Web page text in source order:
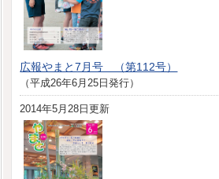
広報やまと7月号 （第112号）
（平成26年6月25日発行）
2014年5月28日更新